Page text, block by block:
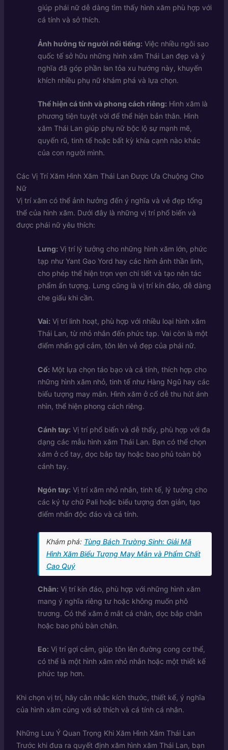
giúp phái nữ dễ dàng tìm thấy hình xăm phù hợp với
cá tính và sở thích.
Ảnh hưởng từ người nổi tiếng: Việc nhiều ngôi sao
quốc tế sở hữu những hình xăm Thái Lan đẹp và ý
nghĩa đã góp phần lan tỏa xu hướng này, khuyến
khích nhiều phụ nữ khám phá và lựa chọn.
Thể hiện cá tính và phong cách riêng: Hình xăm là
phương tiện tuyệt vời để thể hiện bản thân. Hình
xăm Thái Lan giúp phụ nữ bộc lộ sự mạnh mẽ,
quyến rũ, tinh tế hoặc bất kỳ khía cạnh nào khác
của con người mình.
Các Vị Trí Xăm Hình Xăm Thái Lan Được Ưa Chuộng Cho
Nữ
Vị trí xăm có thể ảnh hưởng đến ý nghĩa và vẻ đẹp tổng
thể của hình xăm. Dưới đây là những vị trí phổ biến và
được phái nữ yêu thích:
Lưng: Vị trí lý tưởng cho những hình xăm lớn, phức
tạp như Yant Gao Yord hay các hình ảnh thần linh,
cho phép thể hiện trọn vẹn chi tiết và tạo nên tác
phẩm ấn tượng. Lưng cũng là vị trí kín đáo, dễ dàng
che giấu khi cần.
Vai: Vị trí linh hoạt, phù hợp với nhiều loại hình xăm
Thái Lan, từ nhỏ nhắn đến phức tạp. Vai còn là một
điểm nhấn gợi cảm, tôn lên vẻ đẹp của phái nữ.
Cổ: Một lựa chọn táo bạo và cá tính, thích hợp cho
những hình xăm nhỏ, tinh tế như Hàng Ngũ hay các
biểu tượng may mắn. Hình xăm ở cổ dễ thu hút ánh
nhìn, thể hiện phong cách riêng.
Cánh tay: Vị trí phổ biến và dễ thấy, phù hợp với đa
dạng các mẫu hình xăm Thái Lan. Bạn có thể chọn
xăm ở cổ tay, dọc bắp tay hoặc bao phủ toàn bộ
cánh tay.
Ngón tay: Vị trí xăm nhỏ nhắn, tinh tế, lý tưởng cho
các ký tự chữ Pali hoặc biểu tượng đơn giản, tạo
điểm nhấn độc đáo và cá tính.
Khám phá: Tùng Bách Trường Sinh: Giải Mã
Hình Xăm Biểu Tượng May Mắn và Phẩm Chất
Cao Quý
Chân: Vị trí kín đáo, phù hợp với những hình xăm
mang ý nghĩa riêng tư hoặc không muốn phô
trương. Có thể xăm ở mắt cá chân, dọc bắp chân
hoặc bao phủ bàn chân.
Eo: Vị trí gợi cảm, giúp tôn lên đường cong cơ thể,
có thể là một hình xăm nhỏ nhắn hoặc một thiết kế
phức tạp hơn.
Khi chọn vị trí, hãy cân nhắc kích thước, thiết kế, ý nghĩa
của hình xăm cùng với sở thích và cá tính cá nhân.
Những Lưu Ý Quan Trọng Khi Xăm Hình Xăm Thái Lan
Trước khi đưa ra quyết định xăm hình xăm Thái Lan, bạn